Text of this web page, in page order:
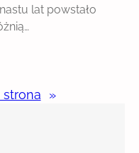
lat powstało
»